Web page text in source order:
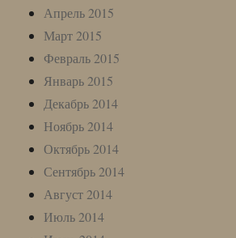
Апрель 2015
Март 2015
Февраль 2015
Январь 2015
Декабрь 2014
Ноябрь 2014
Октябрь 2014
Сентябрь 2014
Август 2014
Июль 2014